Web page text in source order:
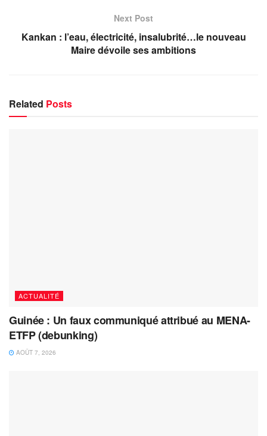
Next Post
Kankan : l’eau, électricité, insalubrité…le nouveau
Maire dévoile ses ambitions
Related Posts
ACTUALITÉ
Guinée : Un faux communiqué attribué au MENA-
ETFP (debunking)
AOÛT 7, 2026